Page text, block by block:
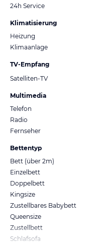
24h Service
Klimatisierung
Heizung
Klimaanlage
TV-Empfang
Satelliten-TV
Multimedia
Telefon
Radio
Fernseher
Bettentyp
Bett (über 2m)
Einzelbett
Doppelbett
Kingsize
Zustellbares Babybett
Queensize
Zustellbett
Schlafsofa